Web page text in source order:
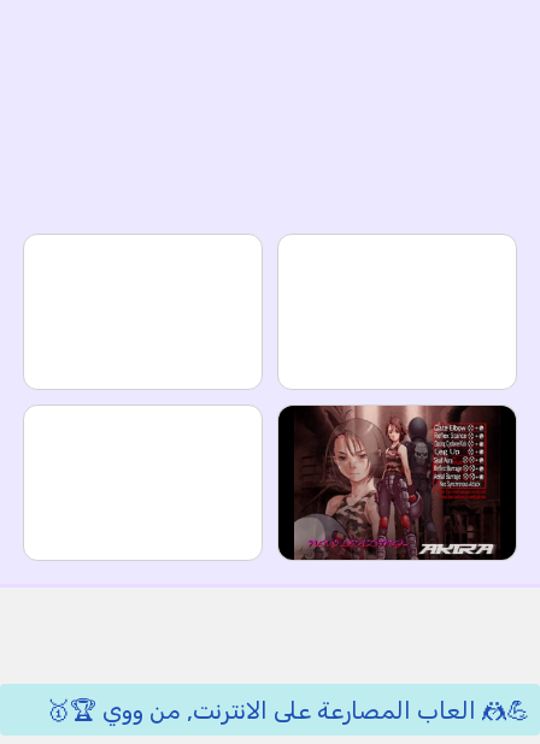
💪🤼 العاب المصارعة على الانترنت, من ووي 🏆🥇